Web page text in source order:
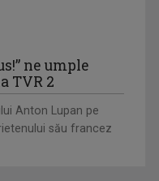
ne umple
TVR 2
Anton Lupan pe
său francez